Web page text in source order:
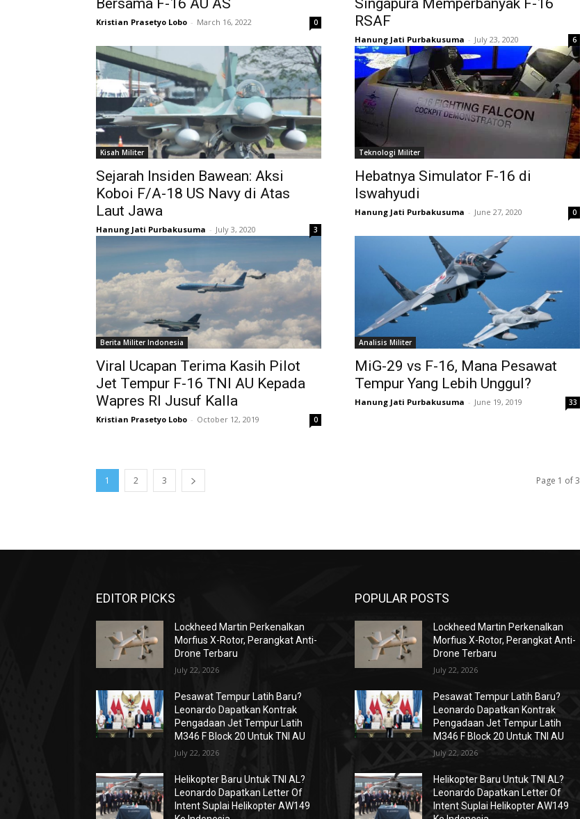
Bersama F-16 AU AS
Kristian Prasetyo Lobo - March 16, 2022 0
Singapura Memperbanyak F-16
RSAF
Hanung Jati Purbakusuma - July 23, 2020 6
Kisah Militer
Sejarah Insiden Bawean: Aksi
Koboi F/A-18 US Navy di Atas
Laut Jawa
Hanung Jati Purbakusuma - July 3, 2020 3
Teknologi Militer
Hebatnya Simulator F-16 di
Iswahyudi
Hanung Jati Purbakusuma - June 27, 2020 0
Berita Militer Indonesia
Viral Ucapan Terima Kasih Pilot
Jet Tempur F-16 TNI AU Kepada
Wapres RI Jusuf Kalla
Kristian Prasetyo Lobo - October 12, 2019 0
Analisis Militer
MiG-29 vs F-16, Mana Pesawat
Tempur Yang Lebih Unggul?
Hanung Jati Purbakusuma - June 19, 2019 33
1 2 3 Page 1 of 3
EDITOR PICKS
Lockheed Martin Perkenalkan
Morfius X-Rotor, Perangkat Anti-
Drone Terbaru
July 22, 2026
Pesawat Tempur Latih Baru?
Leonardo Dapatkan Kontrak
Pengadaan Jet Tempur Latih
M346 F Block 20 Untuk TNI AU
July 22, 2026
Helikopter Baru Untuk TNI AL?
Leonardo Dapatkan Letter Of
Intent Suplai Helikopter AW149
POPULAR POSTS
Lockheed Martin Perkenalkan
Morfius X-Rotor, Perangkat Anti-
Drone Terbaru
July 22, 2026
Pesawat Tempur Latih Baru?
Leonardo Dapatkan Kontrak
Pengadaan Jet Tempur Latih
M346 F Block 20 Untuk TNI AU
July 22, 2026
Helikopter Baru Untuk TNI AL?
Leonardo Dapatkan Letter Of
Intent Suplai Helikopter AW149